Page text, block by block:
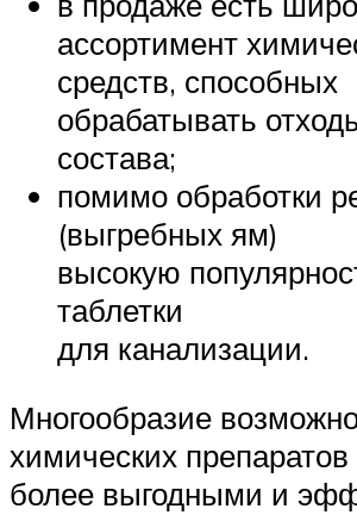
ассортимент
средств, способных
обрабатывать
состава;
помимо обработки
(выгребных ям)
высокую
таблетки
для канализации.
Многообразие
химических
более выгодными и